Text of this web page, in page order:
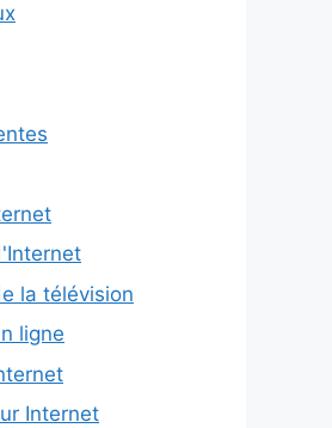
la télévision
ligne
Internet